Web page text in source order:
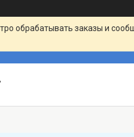
обрабатывать заказы и